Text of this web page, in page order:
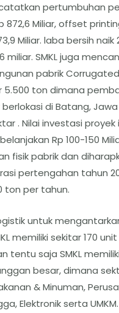
pertumbuhan
Miliar, offset
Miliar. laba bersih naik
miliar. SMKL juga
pabrik
ton dimana
di Batang, Jawa
. Nilai investasi proyek
Rp 100-150
fisik pabrik dan
pertengahan tahun
ton per tahun.
untuk
memiliki sekitar 170
tentu saja SMKL
besar, dimana
& Minuman,
Elektronik serta